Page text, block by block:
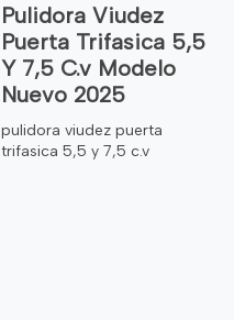
Pulidora Viudez
Puerta Trifasica 5,5
Y 7,5 C.v Modelo
Nuevo 2025
pulidora viudez puerta
trifasica 5,5 y 7,5 c.v